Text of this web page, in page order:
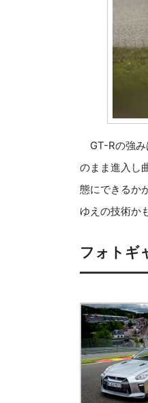
GT-Rの強み
のまま進入し
態にできるか
ゆえの技術か
フォトギ